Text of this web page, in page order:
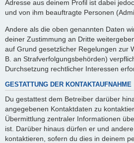
Adresse aus deinem Profil ist dabei
und von ihm beauftragte Personen
Andere als die oben genannten Daten
deiner Zustimmung an Dritte
auf Grund gesetzlicher Regelungen zur
B. an Strafverfolgungsbehörden)
Durchsetzung rechtlicher Interessen
GESTATTUNG DER KONTAKTAUFNAHME
Du gestattest dem Betreiber darüber
angegebenen Kontaktdaten zu
Übermittlung zentraler Informationen
ist. Darüber hinaus dürfen er und
kontaktieren, sofern du dies in deinem